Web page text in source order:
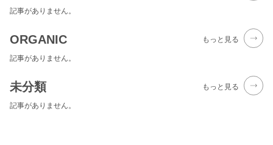
記事がありません。
ORGANIC もっと見る
記事がありません。
未分類 もっと見る
記事がありません。